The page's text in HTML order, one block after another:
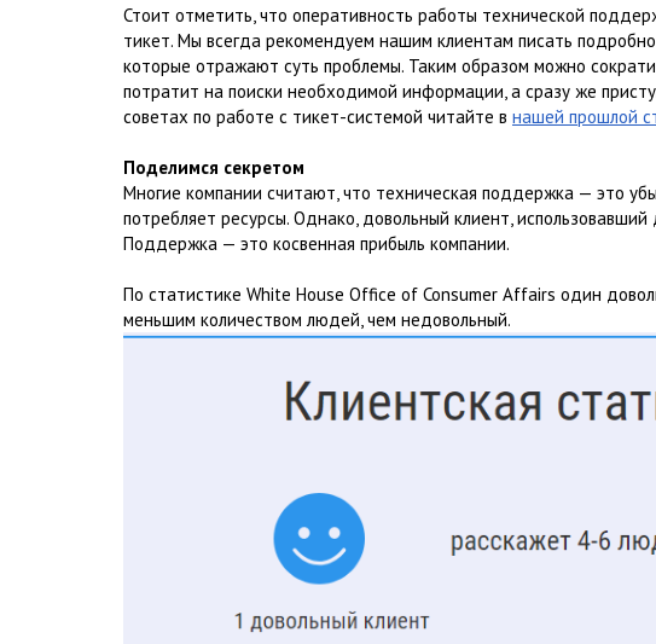
Стоит отметить, что оперативность работы технической
тикет. Мы всегда рекомендуем нашим клиентам писать
которые отражают суть проблемы. Таким образом можно
потратит на поиски необходимой информации, а сразу же
советах по работе с тикет-системой читайте в нашей прошлой
Поделимся секретом
Многие компании считают, что техническая поддержка — это
потребляет ресурсы. Однако, довольный клиент,
Поддержка — это косвенная прибыль компании.
По статистике White House Office of Consumer Affairs один
меньшим количеством людей, чем недовольный.